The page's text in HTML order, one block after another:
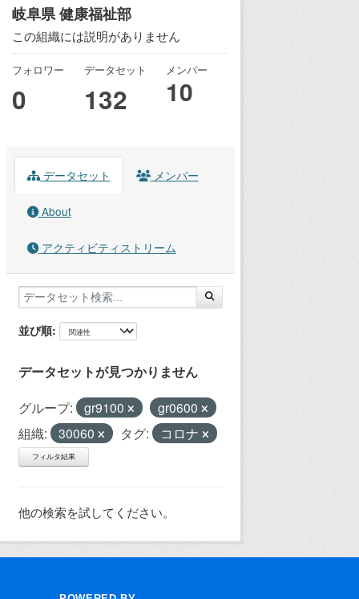
岐阜県 健康福祉部
この組織には説明がありません
フォロワー
0
データセット
132
メンバー
10
データセット メンバー
About
アクティビティストリーム
並び順
データセットが見つかりません
グループ: gr9100
gr0600
組織:
30060 タグ: コロナ
フィルタ結果
他の検索を試してください。